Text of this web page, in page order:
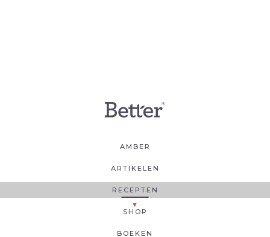
AMBER
ARTIKELEN
RECEPTEN
SHOP
BOEKEN